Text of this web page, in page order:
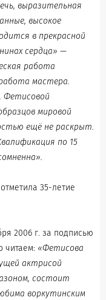
выразительная
высокое
в прекрасной
сердца» —
работа
мастера.
Фетисовой
мировой
ещё не раскрыт.
по 15
35-летие
2006 г. за подписью
читаем: «Фетисова
актрисой
состоит
воркутинским